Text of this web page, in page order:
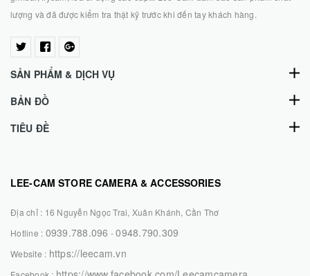
lượng và đã được kiểm tra thật kỹ trước khi đến tay khách hàng.
SẢN PHẨM & DỊCH VỤ
BẢN ĐỒ
TIÊU ĐỀ
LEE-CAM STORE CAMERA & ACCESSORIES
Địa chỉ : 16 Nguyễn Ngọc Trai, Xuân Khánh, Cần Thơ
Hotline : 0939.788.096 -0948.790.309
Website : https://leecam.vn